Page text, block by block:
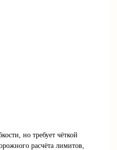
но требует чёткой
расчёта лимитов,